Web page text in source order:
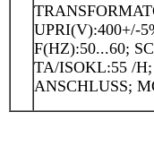
UPRI(V):400+/-
F(HZ):50...60;
TA/ISOKL:55 /
ANSCHLUSS;